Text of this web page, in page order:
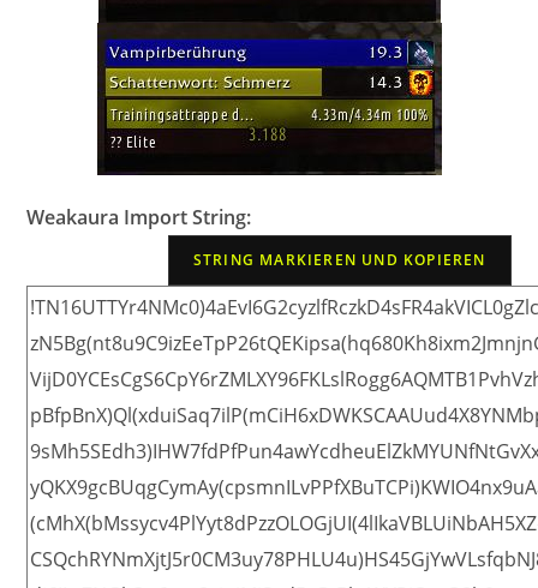
Weakaura Import String:
STRING MARKIEREN UND KOPIEREN